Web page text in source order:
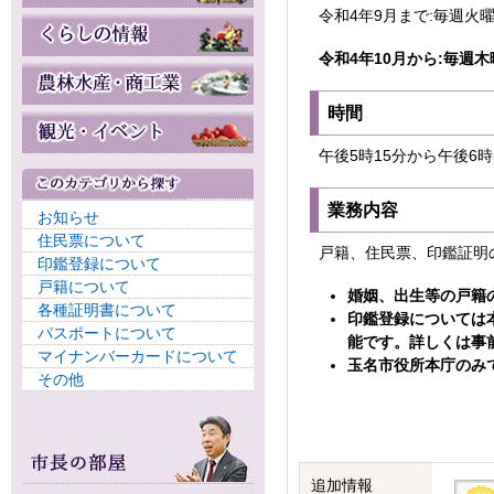
お知らせ
住民票について
印鑑登録について
戸籍について
各種証明書について
パスポートについて
マイナンバーカードについて
その他
令和4年9月まで:毎週火
令和4年10月から:毎週
時間
午後5時15分から午後6
業務内容
戸籍、住民票、印鑑証
婚姻、出生等の戸籍
印鑑登録については
能です。詳しくは事
玉名市役所本庁のみ
追加情報